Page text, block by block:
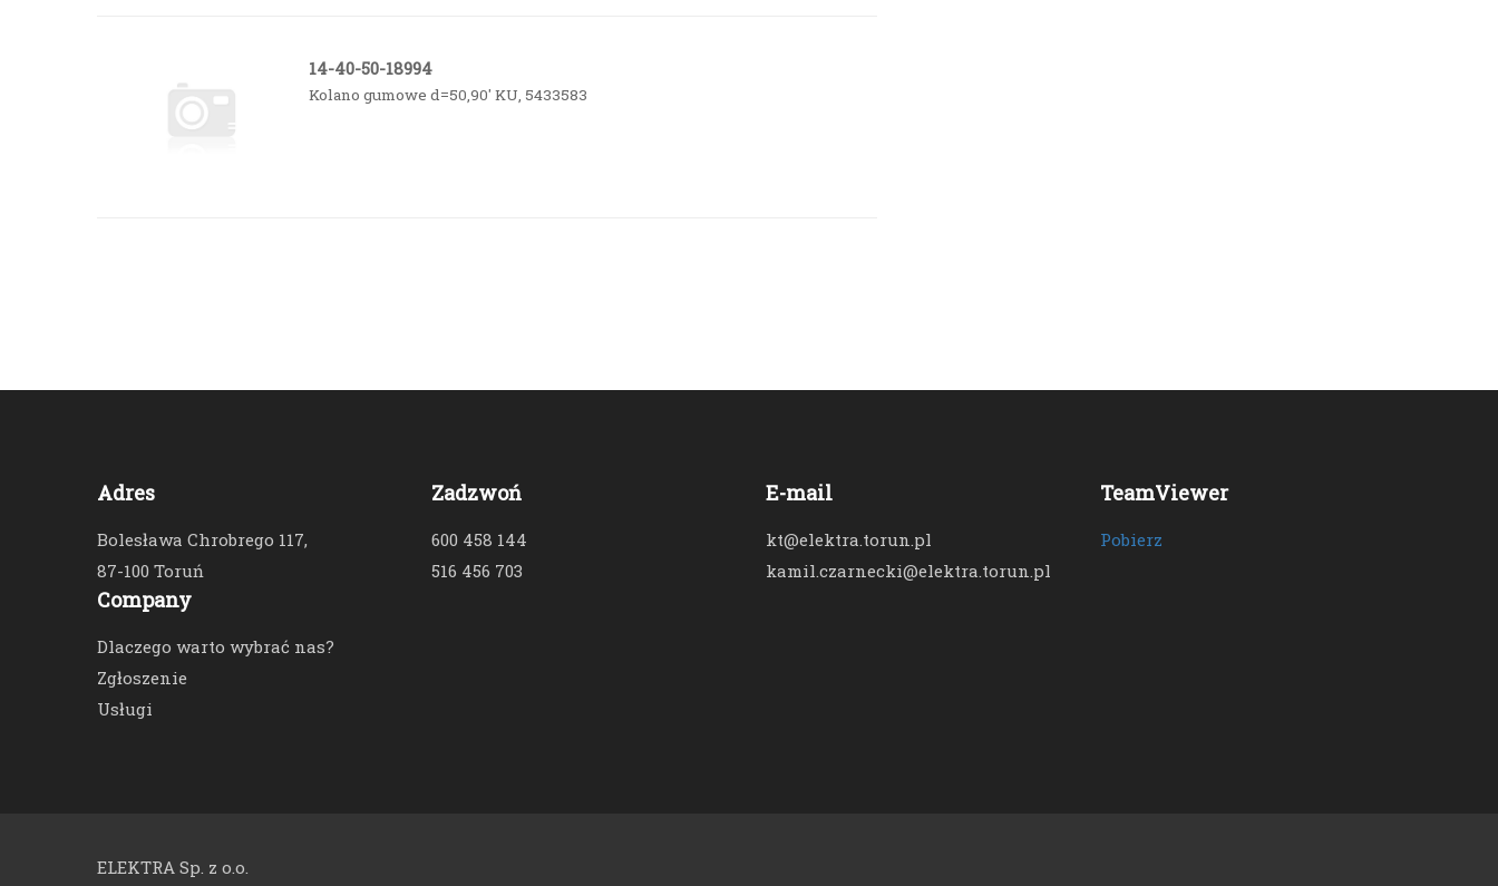
14-40-50-18994
Kolano gumowe d=50,90' KU, 5433583
Adres
Bolesława Chrobrego 117,
87-100 Toruń
Company
Dlaczego warto wybrać nas?
Zgłoszenie
Usługi
Zadzwoń
600 458 144
516 456 703
E-mail
kt@elektra.torun.pl
kamil.czarnecki@elektra.torun.pl
TeamViewer
Pobierz
ELEKTRA Sp. z o.o.